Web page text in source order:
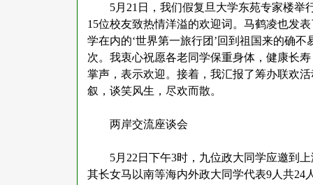
5月21日，我们假复旦大学东苑专家楼
15位校友致热情洋溢的欢迎词。马鹤凌也发
学在内的‘世界第一旅行团’回到祖国来的确
次。我衷心祝愿各老同学保重身体，健康长
掌声，表示欢迎。接着，我汇报了筹办联欢
叙，谈笑风生，尽欢而散。
两岸交流座谈会
5月22日下午3时，九位政大同学应邀到
其长女马以南等海内外政大同学代表9人共